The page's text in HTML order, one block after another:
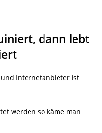
dann lebt
und Internetanbieter ist
werden so käme man